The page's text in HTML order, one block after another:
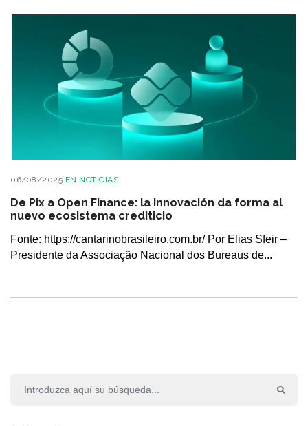
06/08/2025 EN NOTICIAS
De Pix a Open Finance: la innovación da forma al
nuevo ecosistema crediticio
Fonte: https://cantarinobrasileiro.com.br/ Por Elias Sfeir –
Presidente da Associação Nacional dos Bureaus de...